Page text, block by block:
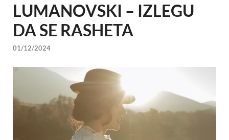
LUMANOVSKI – IZLEGU
DA SE RASHETA
01/12/2024